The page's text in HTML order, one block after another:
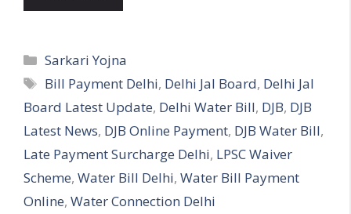
Categories
Sarkari Yojna
Tags
Bill Payment Delhi, Delhi Jal Board, Delhi Jal
Board Latest Update, Delhi Water Bill, DJB, DJB
Latest News, DJB Online Payment, DJB Water Bill,
Late Payment Surcharge Delhi, LPSC Waiver
Scheme, Water Bill Delhi, Water Bill Payment
Online, Water Connection Delhi